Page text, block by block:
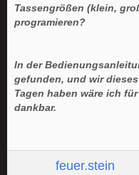
Tassengrößen (klein,
programieren?
In der
gefunden, und wir
Tagen haben wäre ich
dankbar.
feuer.stein